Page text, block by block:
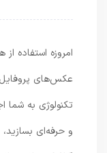
عکس‌های پروفایل
تکنولوژی به شما
و حرفه‌ای بسازید،